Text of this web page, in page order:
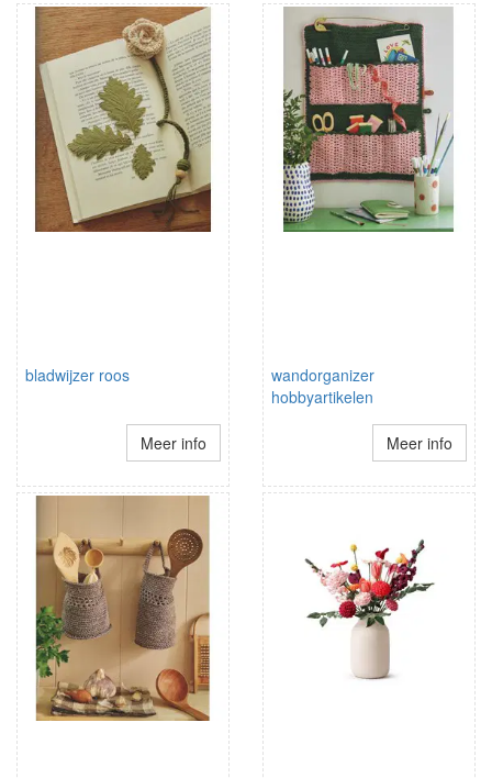
bladwijzer roos
Meer info
wandorganizer
hobbyartikelen
Meer info